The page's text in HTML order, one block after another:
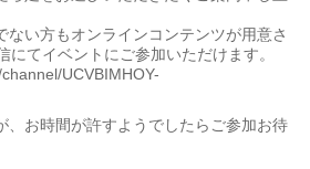
ない方もオンラインコンテンツが用意さ
にてイベントにご参加いただけます。
UCVBIMHOY-
、お時間が許すようでしたらご参加お待